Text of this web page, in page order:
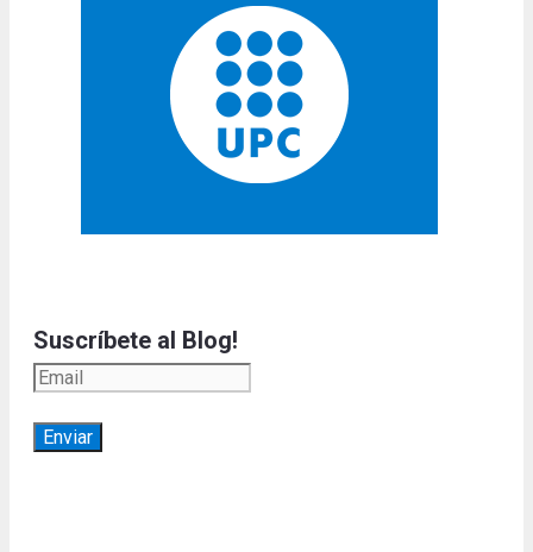
Suscríbete al Blog!